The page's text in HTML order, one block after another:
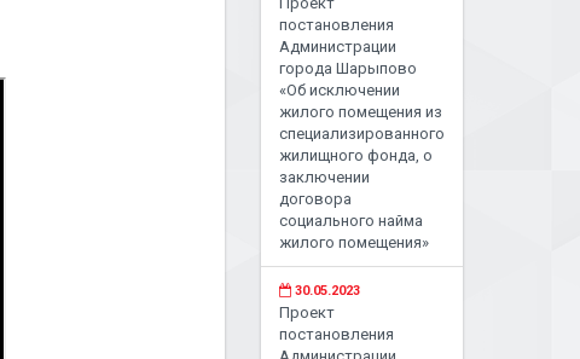
постановления
Администрации
города Шарыпово
«Об исключении
жилого помещения из
специализированного
жилищного фонда, о
заключении
договора
социального найма
жилого помещения»
30.05.2023
Проект
постановления